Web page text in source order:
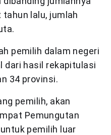
tahun lalu, jumlah
pemilih dalam negeri
dari hasil rekapitulasi
34 provinsi.
pemilih, akan
Pemungutan
pemilih luar